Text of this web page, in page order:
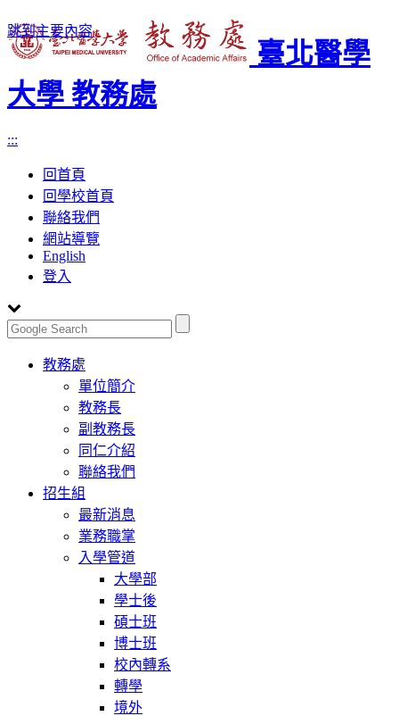
跳到主要內容
臺北醫學
大學 教務處
:::
回首頁
回學校首頁
聯絡我們
網站導覽
English
登入
Toggle
navigation
教務處
單位簡介
教務長
副教務長
同仁介紹
聯絡我們
招生組
最新消息
業務職掌
入學管道
大學部
學士後
碩士班
博士班
校內轉系
轉學
境外